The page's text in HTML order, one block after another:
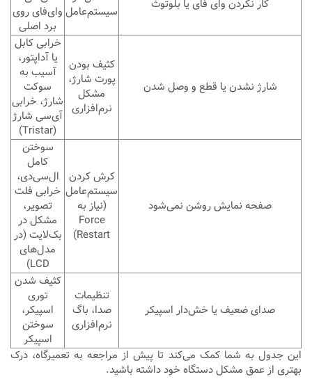
کار نکردن وای فای یا بلوتوث
سیستم‌عاملوای‌فای روی
برد اصلی
شارژ نشدن یا قطع و وصل شدن
کثیف بودن
پورت شارژ،
مشکل
نرم‌افزاری
خرابی کابل
یا آداپتور،
آسیب به
سوکت
شارژ، خرابی
آی‌سی شارژ
صفحه نمایش روشن نمی‌شود
کرش کردن
سیستم‌عامل
(نیاز به
Force
Restart)
سوختن
کامل
ال‌سی‌دی،
خرابی فلت
تصویر،
مشکل در
بک‌لایت (در
مدل‌های
LCD)
صدای ضعیف یا خش‌دار اسپیکر
تنظیمات
صدا، باگ
نرم‌افزاری
کثیف شدن
توری
اسپیکر،
سوختن
اسپیکر
این جدول به شما کمک می‌کند تا پیش از مراجعه به تعمیرگاه، درک
بهتری از عمق مشکل دستگاه خود داشته باشید.